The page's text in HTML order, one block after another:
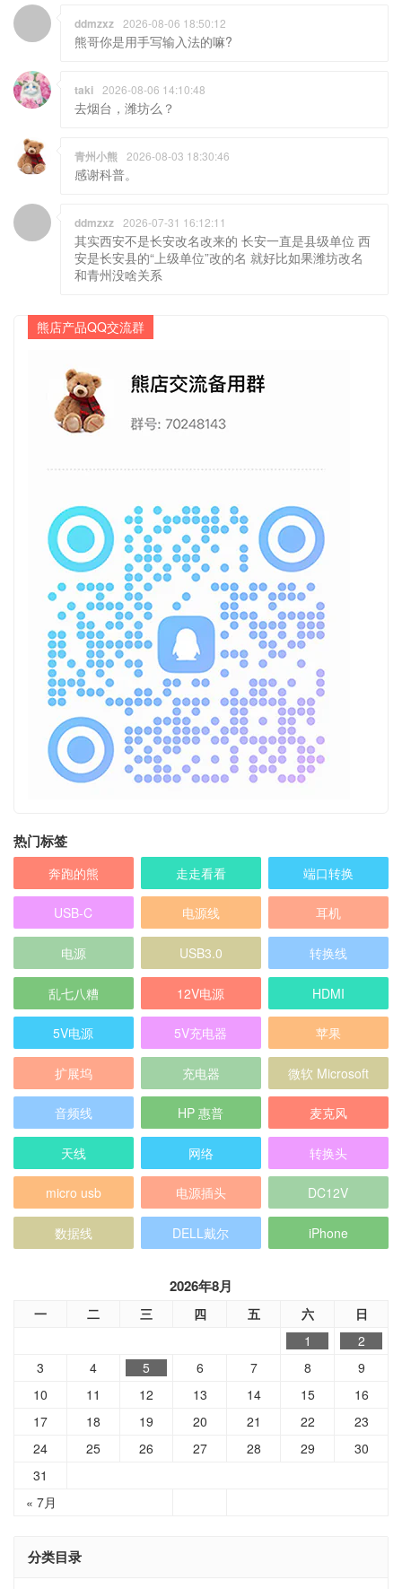
ddmzxz 2026-08-06 18:50:12
熊哥你是用手写输入法的嘛?
taki 2026-08-06 14:10:48
去烟台，潍坊么？
青州小熊 2026-08-03 18:30:46
感谢科普。
ddmzxz 2026-07-31 16:12:11
其实西安不是长安改名改来的 长安一直是县级单位 西
安是长安县的“上级单位”改的名 就好比如果潍坊改名
和青州没啥关系
熊店产品QQ交流群
热门标签
奔跑的熊 走走看看 端口转换
USB-C 电源线 耳机
电源 USB3.0 转换线
乱七八糟 12V电源 HDMI
5V电源 5V充电器 苹果
扩展坞 充电器 微软 Microsoft
音频线 HP 惠普 麦克风
天线 网络 转换头
micro usb 电源插头 DC12V
数据线 DELL戴尔 iPhone
2026年8月
一 二 三 四 五 六 日
« 7月
1
2
3
4 5 6 7 8
9
10
11 12 13 14 15
16
17
18 19 20 21 22
23
24
25 26 27 28 29
30
31
分类目录